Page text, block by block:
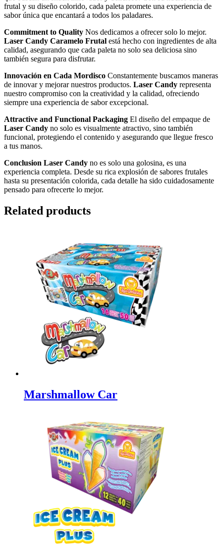
frutal y su diseño colorido, cada paleta promete una experiencia de
sabor única que encantará a todos los paladares.
Commitment to Quality Nos dedicamos a ofrecer solo lo mejor.
Laser Candy Caramelo Frutal está hecho con ingredientes de alta
calidad, asegurando que cada paleta no solo sea deliciosa sino
también segura para disfrutar.
Innovación en Cada Mordisco Constantemente buscamos maneras
de innovar y mejorar nuestros productos. Laser Candy representa
nuestro compromiso con la creatividad y la calidad, ofreciendo
siempre una experiencia de sabor excepcional.
Attractive and Functional Packaging El diseño del empaque de
Laser Candy no solo es visualmente atractivo, sino también
funcional, protegiendo el contenido y asegurando que llegue fresco
a tus manos.
Conclusion Laser Candy no es solo una golosina, es una
experiencia completa. Desde su rica explosión de sabores frutales
hasta su presentación colorida, cada detalle ha sido cuidadosamente
pensado para ofrecerte lo mejor.
Related products
Marshmallow Car